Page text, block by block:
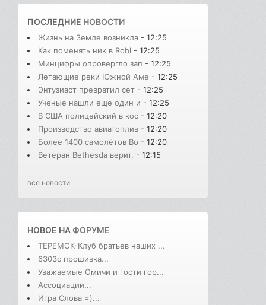
ПОСЛЕДНИЕ НОВОСТИ
Жизнь на Земле возникла - 12:25
Как поменять ник в Robl - 12:25
Минцифры опровергло зап - 12:25
Летающие реки Южной Аме - 12:25
Энтузиаст превратил сет - 12:25
Ученые нашли еще один и - 12:25
В США полицейский в кос - 12:20
Производство авиатоплив - 12:20
Более 1400 самолётов Bo - 12:20
Ветеран Bethesda верит, - 12:15
все новости
НОВОЕ НАФОРУМЕ
ТЕРЕМОК-Клуб братьев наших ...
6303с прошивка...
Уважаемые Омичи и гости гор...
Ассоциации...
Игра Слова =)...